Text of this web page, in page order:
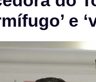
e